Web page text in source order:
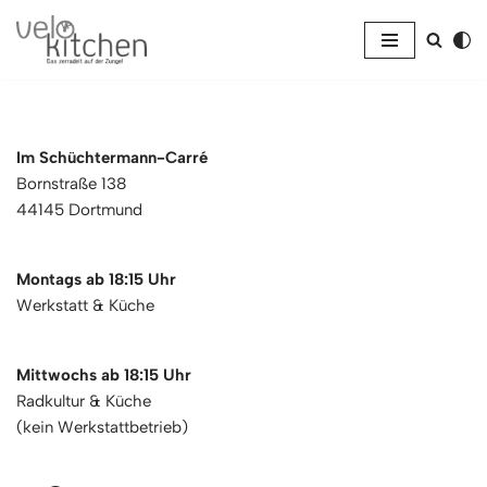
Zum
Im Schüchtermann-Carré
Bornstraße 138
44145 Dortmund
Montags ab 18:15 Uhr
Werkstatt & Küche
Mittwochs ab 18:15 Uhr
Radkultur & Küche
(kein Werkstattbetrieb)